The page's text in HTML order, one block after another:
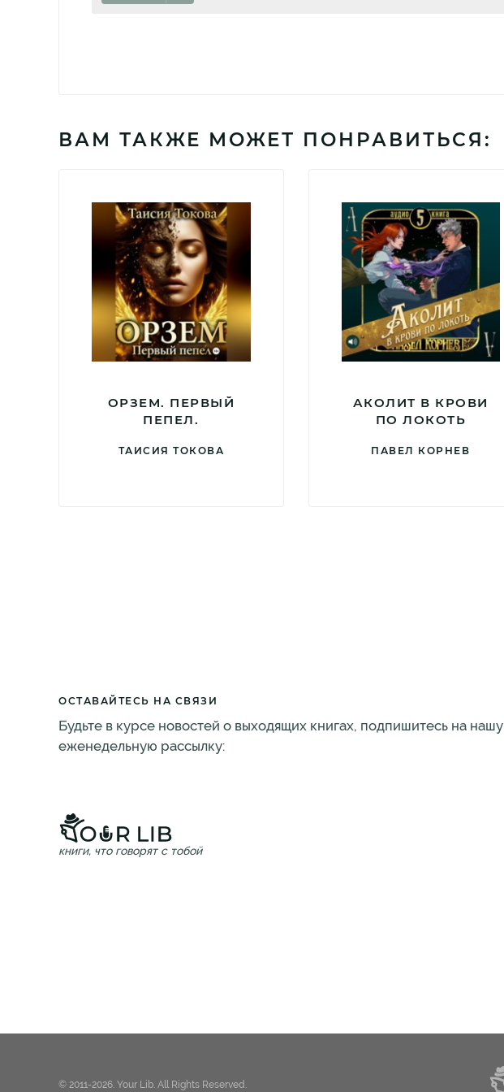
ВАМ ТАКЖЕ МОЖЕТ ПОНРАВИТЬСЯ:
ОРЗЕМ. ПЕРВЫЙ
ПЕПЕЛ.
ТАИСИЯ ТОКОВА
АКОЛИТ В КРОВИ
ПО ЛОКОТЬ
ПАВЕЛ КОРНЕВ
ОСТАВАЙТЕСЬ НА СВЯЗИ
Будьте в курсе новостей о выходящих книгах, подпишитесь на нашу
еженедельную рассылку:
книги, что говорят с тобой
© 2011-2026. Your Lib. All Rights Reserved.